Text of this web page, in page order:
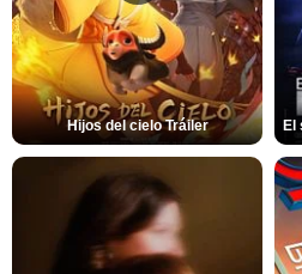
Hijos del cielo Tráiler El